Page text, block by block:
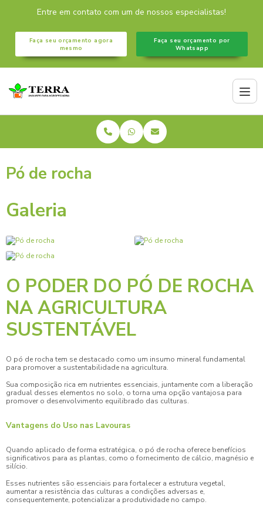
Entre em contato com um de nossos especialistas!
Faça seu orçamento agora
mesmo
Faça seu orçamento por
Whatsapp
Pó de rocha
Galeria
O PODER DO PÓ DE ROCHA
NA AGRICULTURA
SUSTENTÁVEL
O pó de rocha tem se destacado como um insumo mineral fundamental
para promover a sustentabilidade na agricultura.
Sua composição rica em nutrientes essenciais, juntamente com a liberação
gradual desses elementos no solo, o torna uma opção vantajosa para
promover o desenvolvimento equilibrado das culturas.
Vantagens do Uso nas Lavouras
Quando aplicado de forma estratégica, o pó de rocha oferece benefícios
significativos para as plantas, como o fornecimento de cálcio, magnésio e
silício.
Esses nutrientes são essenciais para fortalecer a estrutura vegetal,
aumentar a resistência das culturas a condições adversas e,
consequentemente, potencializar a produtividade no campo.